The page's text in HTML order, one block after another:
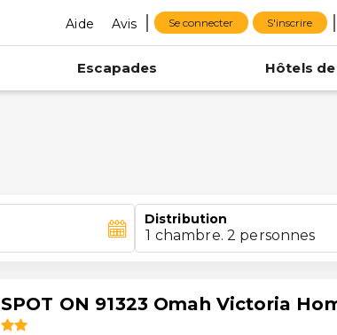
Aide Avis Se connecter S'inscrire
Escapades Hôtels
Distribution
1 chambre. 2 personnes
SPOT ON 91323 Omah Victoria